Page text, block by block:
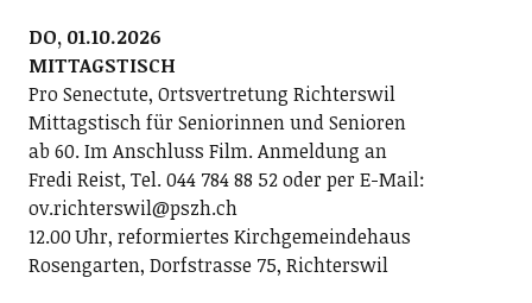
DO, 01.10.2026
MITTAGSTISCH
Pro Senectute, Ortsvertretung Richterswil
Mittagstisch für Seniorinnen und Senioren
ab 60. Im Anschluss Film. Anmeldung an
Fredi Reist, Tel. 044 784 88 52 oder per E-Mail:
ov.richterswil@pszh.ch
12.00 Uhr, reformiertes Kirchgemeindehaus
Rosengarten, Dorfstrasse 75, Richterswil